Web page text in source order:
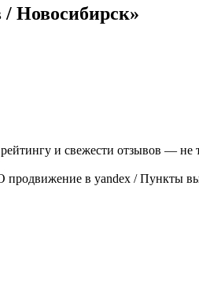
Новосибирск»
и свежести отзывов — не
продвижение в yandex / Пункты